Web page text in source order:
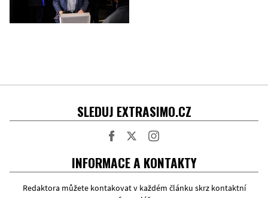
SLEDUJ EXTRASIMO.CZ
INFORMACE A KONTAKTY
Redaktora můžete kontakovat v každém článku skrz kontaktní